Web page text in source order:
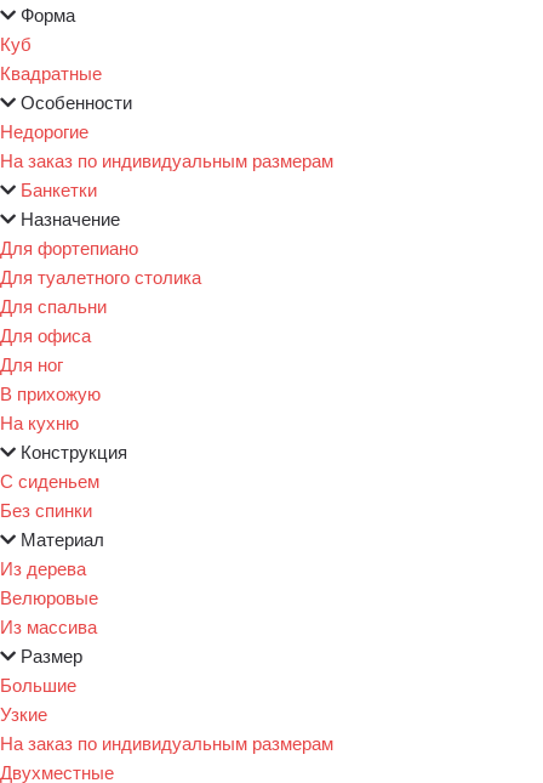
Форма
Куб
Квадратные
Особенности
Недорогие
На заказ по индивидуальным размерам
Банкетки
Назначение
Для фортепиано
Для туалетного столика
Для спальни
Для офиса
Для ног
В прихожую
На кухню
Конструкция
С сиденьем
Без спинки
Материал
Из дерева
Велюровые
Из массива
Размер
Большие
Узкие
На заказ по индивидуальным размерам
Двухместные